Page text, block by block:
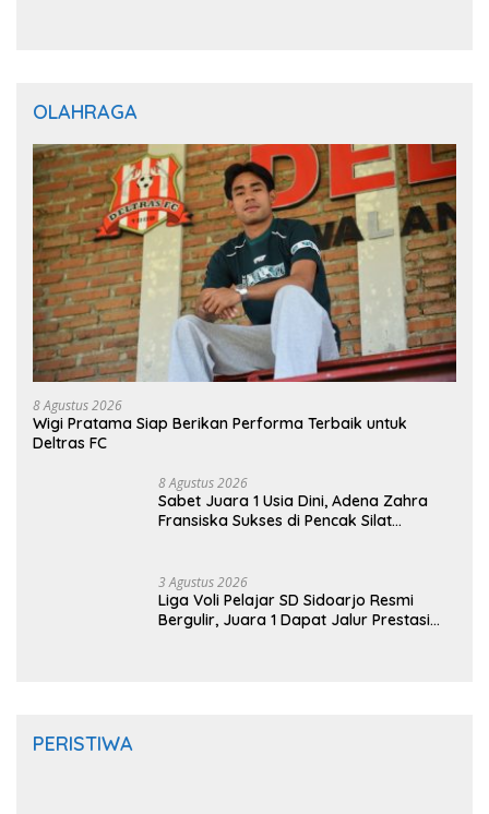
OLAHRAGA
8 Agustus 2026
Wigi Pratama Siap Berikan Performa Terbaik untuk
Deltras FC
8 Agustus 2026
Sabet Juara 1 Usia Dini, Adena Zahra
Fransiska Sukses di Pencak Silat
3 Agustus 2026
Liga Voli Pelajar SD Sidoarjo Resmi
Bergulir, Juara 1 Dapat Jalur Prestasi
PERISTIWA